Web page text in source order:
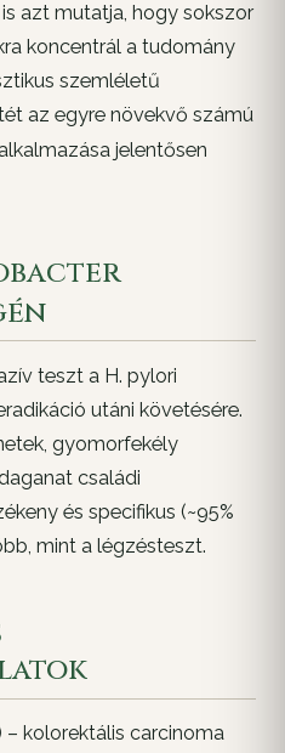
azt mutatja, hogy sokszor
koncentrál a tudomány
szemléletű
az egyre növekvő számú
jelentősen
teszt a H. pylori
utáni követésére.
gyomorfekély
családi
és specifikus (~95%
mint a légzésteszt.
kolorektális carcinoma